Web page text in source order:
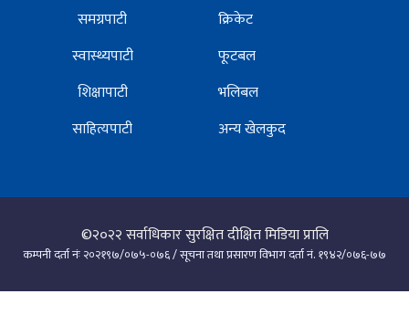
समग्रपाटी
स्वास्थ्यपाटी
शिक्षापाटी
साहित्यपाटी
क्रिकेट
फूटबल
भलिबल
अन्य खेलकुद
©२०२२सर्वाधिकार सुरक्षित दीक्षित मिडिया प्रालि
कम्पनी दर्ता नंः २०२१९७/०७५-०७६ / सूचना तथा प्रसारण विभाग दर्ता नं. १९४२/०७६-७७